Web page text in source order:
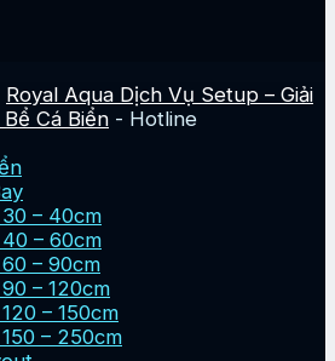
Royal Aqua Dịch Vụ Setup – Giải
Cá Biển - Hotline
– 40cm
– 60cm
– 90cm
– 120cm
– 150cm
– 250cm